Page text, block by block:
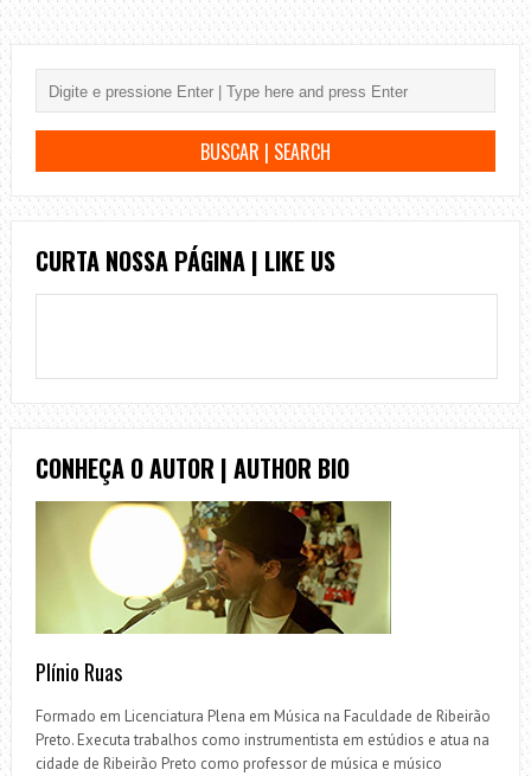
CURTA NOSSA PÁGINA | LIKE US
CONHEÇA O AUTOR | AUTHOR BIO
Plínio Ruas
Formado em Licenciatura Plena em Música na Faculdade de Ribeirão
Preto. Executa trabalhos como instrumentista em estúdios e atua na
cidade de Ribeirão Preto como professor de música e músico